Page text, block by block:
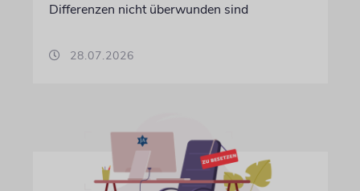
Differenzen nicht überwunden sind
28.07.2026